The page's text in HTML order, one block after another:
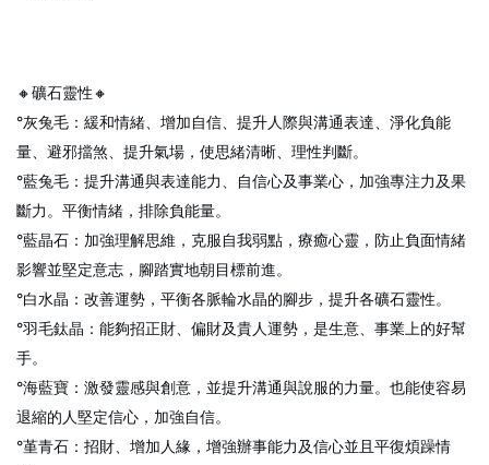
🔸礦石靈性🔸
°灰兔毛：緩和情緒、增加自信、提升人際與溝通表達、淨化負能
量、避邪擋煞、提升氣場，使思緒清晰、理性判斷。
°藍兔毛：提升溝通與表達能力、自信心及事業心，加強專注力及果
斷力。平衡情緒，排除負能量。
°藍晶石：加強理解思維，克服自我弱點，療癒心靈，防止負面情緒
影響並堅定意志，腳踏實地朝目標前進。
°白水晶：改善運勢，平衡各脈輪水晶的腳步，提升各礦石靈性。
°羽毛鈦晶：能夠招正財、偏財及貴人運勢，是生意、事業上的好幫
手。
°海藍寶：激發靈感與創意，並提升溝通與說服的力量。也能使容易
退縮的人堅定信心，加強自信。
°堇青石：招財、增加人緣，增強辦事能力及信心並且平復煩躁情